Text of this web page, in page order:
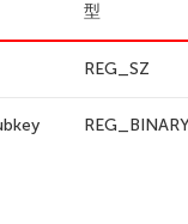
型
REG_SZ